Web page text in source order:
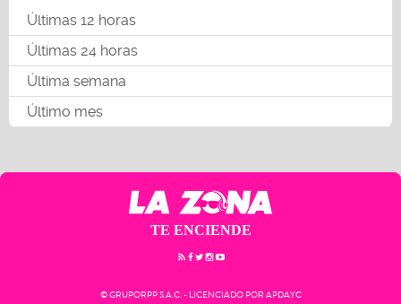
Últimas 12 horas
Últimas 24 horas
Última semana
Último mes
TE ENCIENDE
© GRUPORPP S.A.C. - LICENCIADO POR APDAYC